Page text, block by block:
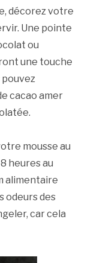
décorez votre
Une pointe
ou
une touche
cacao amer
mousse au
heures au
alimentaire
odeurs des
car cela